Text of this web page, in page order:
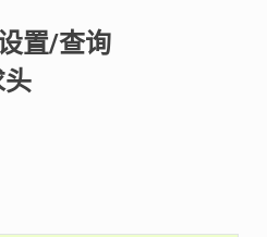
置/查询